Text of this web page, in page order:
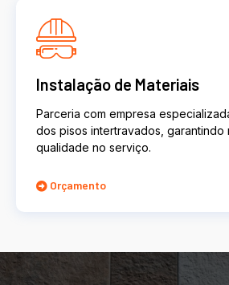
Instalação de Materiais
Parceria com empresa
dos pisos intertravados, garantindo
qualidade no serviço.
Orçamento